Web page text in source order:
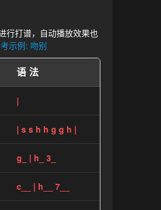
行打谱，自动播放效果也
示例: 吻别
语法
|
| s s h h g g h |
g_ | h_ 3_
c__ | h__ 7__